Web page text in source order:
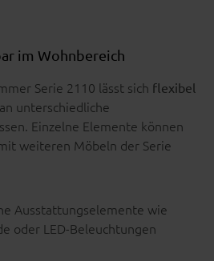
im Wohnbereich
Serie 2110 lässt sich flexibel
unterschiedliche
Einzelne Elemente können
weiteren Möbeln der Serie
Ausstattungselemente wie
oder LED-Beleuchtungen